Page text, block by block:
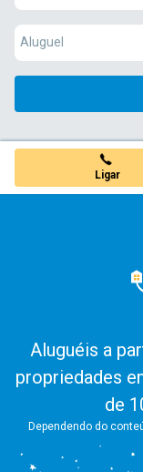
Aluguel
Ligar
Aluguéis a
propriedades
de
Dependendo do